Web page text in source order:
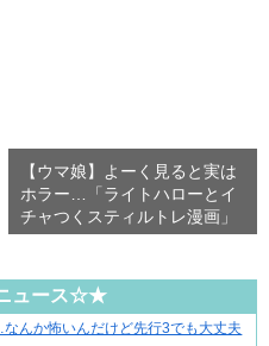
【ウマ娘】よーく見ると実は
ホラー…「ライトハローとイ
チャつくスティルトレ漫画」
ュース☆★
んか怖いんだけど先行3でも大丈夫